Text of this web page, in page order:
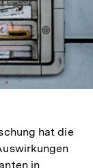
hat die
in